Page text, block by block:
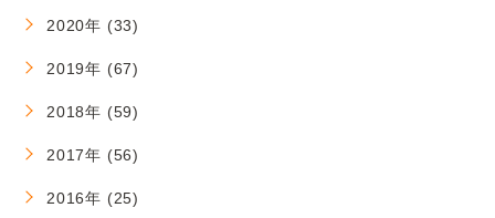
2020年 (33)
2019年 (67)
2018年 (59)
2017年 (56)
2016年 (25)